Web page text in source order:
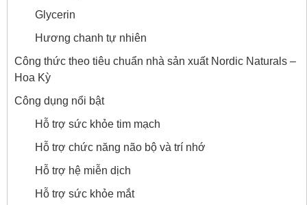
Glycerin
Hương chanh tự nhiên
Công thức theo tiêu chuẩn nhà sản xuất Nordic Naturals –
Hoa Kỳ
Công dụng nổi bật
Hỗ trợ sức khỏe tim mạch
Hỗ trợ chức năng não bộ và trí nhớ
Hỗ trợ hệ miễn dịch
Hỗ trợ sức khỏe mắt